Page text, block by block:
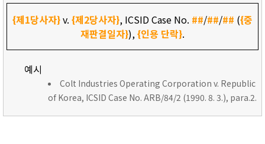
{제1당사자}v. {제2당사자}, ICSID Case No. ##/##/## ({중
재판결일자}),{인용 단락}.
예시
Colt Industries Operating Corporation v. Republic
of Korea, ICSID Case No. ARB/84/2 (1990. 8. 3.), para.2.